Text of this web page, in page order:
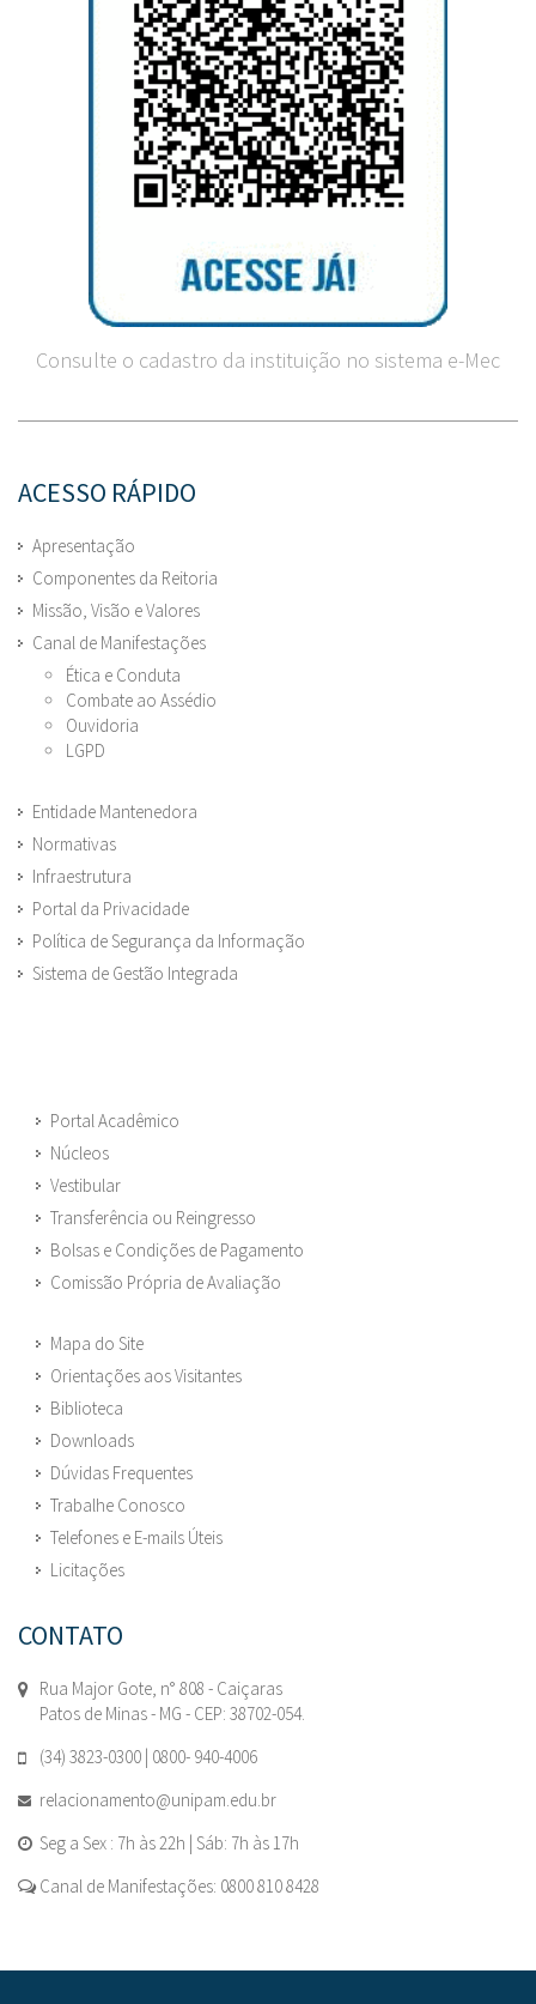
Consulte o cadastro da instituição no sistema e-Mec
ACESSO RÁPIDO
Apresentação
Componentes da Reitoria
Missão, Visão e Valores
Canal de Manifestações
Ética e Conduta
Combate ao Assédio
Ouvidoria
LGPD
Entidade Mantenedora
Normativas
Infraestrutura
Portal da Privacidade
Política de Segurança da Informação
Sistema de Gestão Integrada
Portal Acadêmico
Núcleos
Vestibular
Transferência ou Reingresso
Bolsas e Condições de Pagamento
Comissão Própria de Avaliação
Mapa do Site
Orientações aos Visitantes
Biblioteca
Downloads
Dúvidas Frequentes
Trabalhe Conosco
Telefones e E-mails Úteis
Licitações
CONTATO
Rua Major Gote, n° 808 - Caiçaras
Patos de Minas - MG - CEP: 38702-054.
(34) 3823-0300 | 0800- 940-4006
relacionamento@unipam.edu.br
Seg a Sex : 7h às 22h | Sáb: 7h às 17h
Canal de Manifestações: 0800 810 8428